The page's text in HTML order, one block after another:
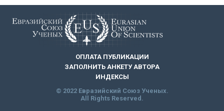
ОПЛАТА ПУБЛИКАЦИИ
ЗАПОЛНИТЬ АНКЕТУ АВТОРА
ИНДЕКСЫ
© 2022 Евразийский Союз Ученых.
All Rights Reserved.